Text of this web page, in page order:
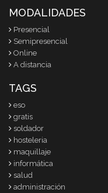
MODALIDADES
Presencial
Semipresencial
Online
A distancia
TAGS
eso
gratis
soldador
hosteleria
maquillaje
informática
salud
administración